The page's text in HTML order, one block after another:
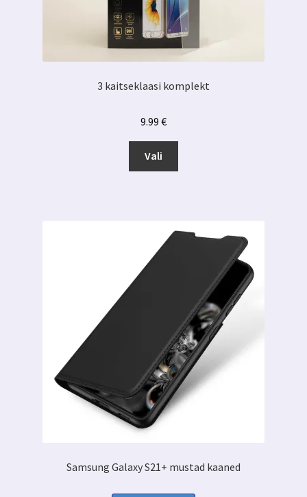
3 kaitseklaasi komplekt
9.99 €
Vali
Valikuid
tootelehel.
Samsung Galaxy S21+ mustad kaaned